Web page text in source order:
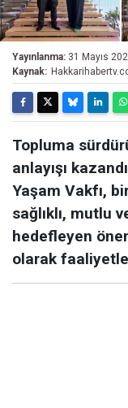
Yayınlanma: 31 Mayıs
Kaynak:
Topluma
anlayışı
Yaşam Vakfı,
sağlıklı, mutlu
hedefleyen
olarak